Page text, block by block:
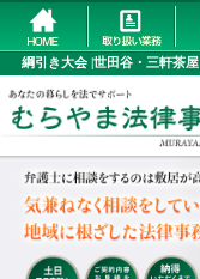
綱引き大会 |世田谷・三軒茶